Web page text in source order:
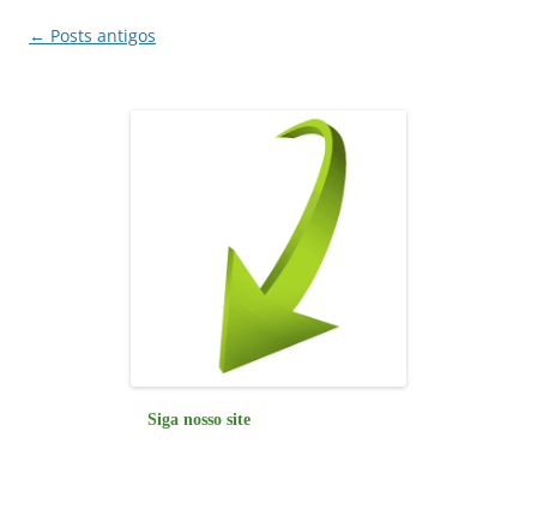
k
Navegação
← Posts antigos
Siga nosso site